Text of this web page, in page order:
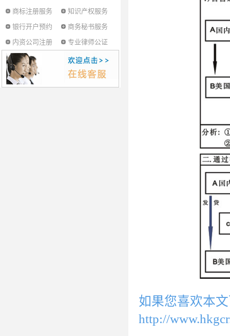
商标注册服务
知识产权服务
银行开户预约
商务秘书服务
内资公司注册
专业律师公证
如果您喜欢本
http://